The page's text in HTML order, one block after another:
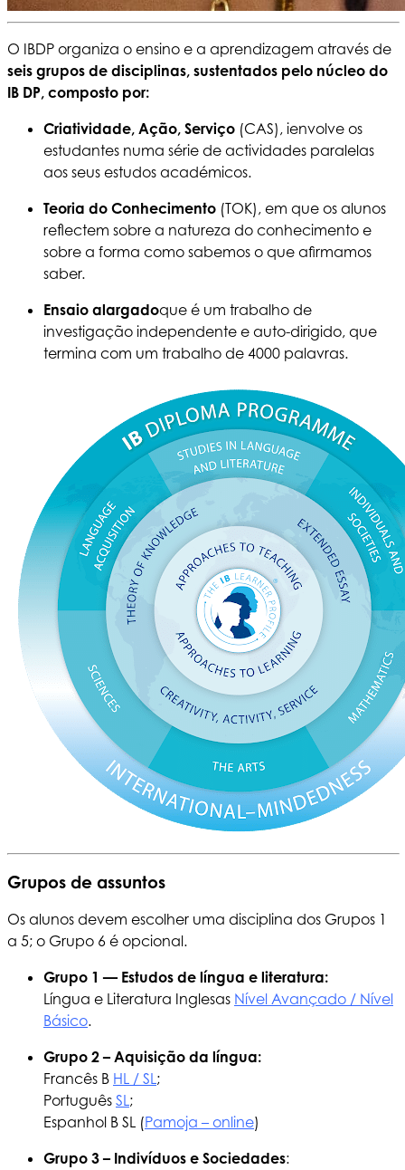
O IBDP organiza o ensino e a aprendizagem através de
seis grupos de disciplinas, sustentados pelo núcleo do
IB DP, composto por:
Criatividade, Ação, Serviço (CAS), ienvolve os
estudantes numa série de actividades paralelas
aos seus estudos académicos.
Teoria do Conhecimento (TOK), em que os alunos
reflectem sobre a natureza do conhecimento e
sobre a forma como sabemos o que afirmamos
saber.
Ensaio alargadoque é um trabalho de
investigação independente e auto-dirigido, que
termina com um trabalho de 4000 palavras.
Grupos de assuntos
Os alunos devem escolher uma disciplina dos Grupos 1
a 5; o Grupo 6 é opcional.
Grupo 1 — Estudos de língua e literatura:
Língua e Literatura Inglesas Nível Avançado / Nível
Básico.
Grupo 2 – Aquisição da língua:
Francês B HL / SL;
Português SL;
Espanhol B SL (Pamoja – online)
Grupo 3 – Indivíduos e Sociedades: